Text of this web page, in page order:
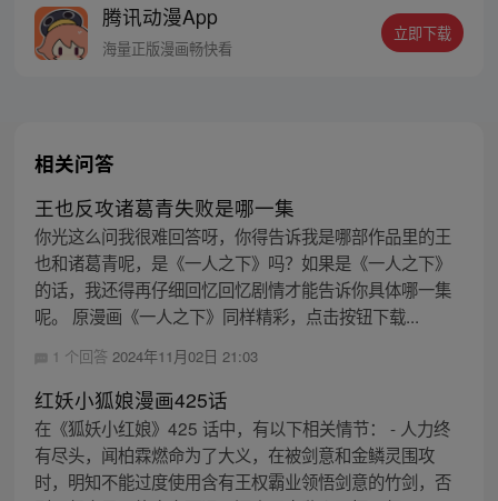
手，却觉得身边这狂徒越看越顺眼。我家这
小驸马，真是了不得！
腾讯动漫App
海量正版漫画畅快看
立即下载
相关问答
王也反攻诸葛青失败是哪一集
你光这么问我很难回答呀，你得告诉我是哪部作品里的王
也和诸葛青呢，是《一人之下》吗？如果是《一人之下》
的话，我还得再仔细回忆回忆剧情才能告诉你具体哪一集
呢。 原漫画《一人之下》同样精彩，点击按钮下载...
1 个回答 2024年11月02日 21:03
红妖小狐娘漫画425话
在《狐妖小红娘》425 话中，有以下相关情节： - 人力终
有尽头，闻柏霖燃命为了大义，在被剑意和金鳞灵围攻
时，明知不能过度使用含有王权霸业领悟剑意的竹剑，否